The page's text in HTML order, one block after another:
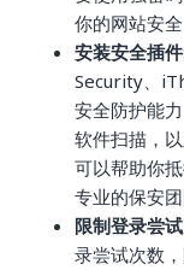
你的网站安全
安装安全插件
Security、
安全防护能
软件扫描，
可以帮助你
专业的保安
限制登录尝
录尝试次数